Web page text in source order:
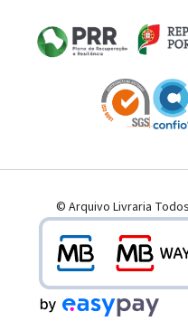
© Arquivo Livraria